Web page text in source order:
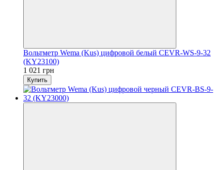
Вольтметр Wema (Kus) цифровой белый CEVR-WS-9-32
(KY23100)
1 021 грн
Купить